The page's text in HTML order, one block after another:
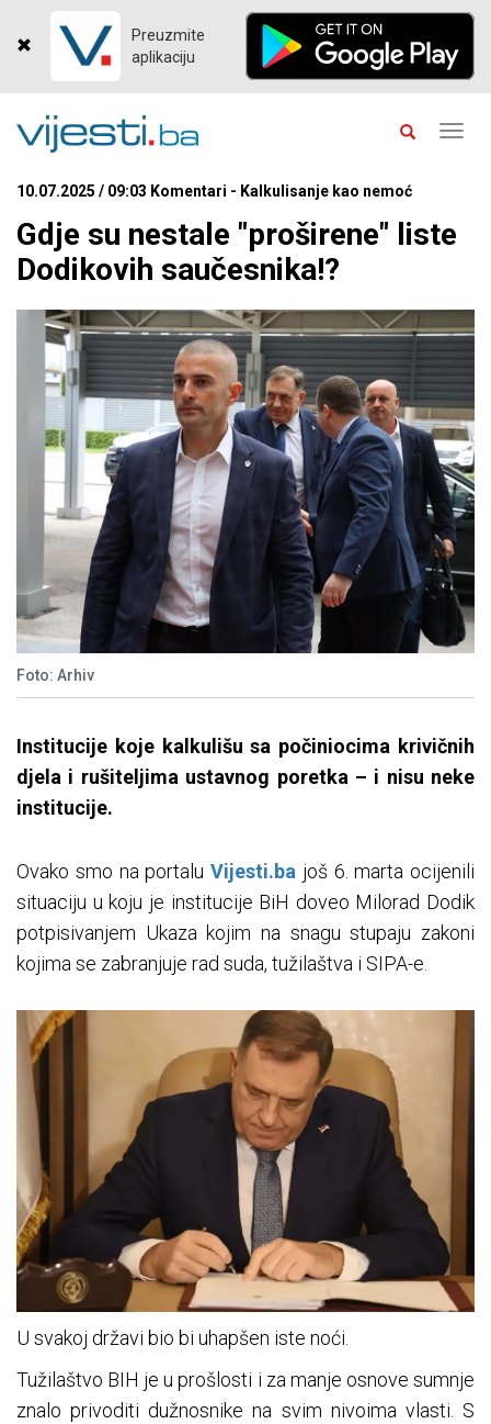
Preuzmite
aplikaciju
10.07.2025 / 09:03 Komentari - Kalkulisanje kao nemoć
Gdje su nestale "proširene" liste
Dodikovih saučesnika!?
Foto: Arhiv
Institucije koje kalkulišu sa počiniocima krivičnih
djela i rušiteljima ustavnog poretka – i nisu neke
institucije.
Ovako smo na portalu Vijesti.ba još 6. marta ocijenili
situaciju u koju je institucije BiH doveo Milorad Dodik
potpisivanjem Ukaza kojim na snagu stupaju zakoni
kojima se zabranjuje rad suda, tužilaštva i SIPA-e.
U svakoj državi bio bi uhapšen iste noći.
Tužilaštvo BIH je u prošlosti i za manje osnove sumnje
znalo privoditi dužnosnike na svim nivoima vlasti. S